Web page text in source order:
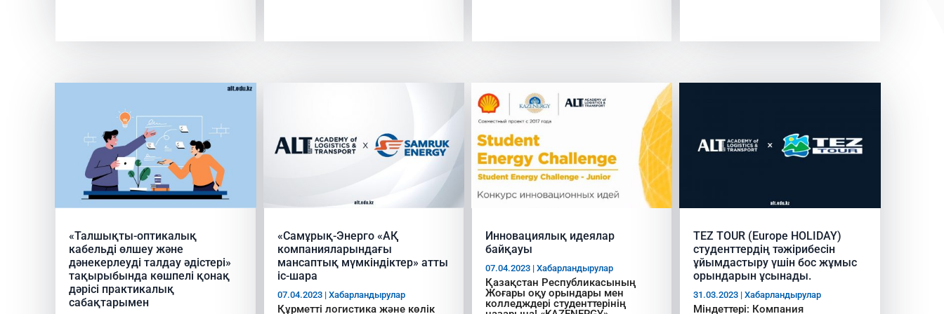
«Талшықты-оптикалық
кабельді өлшеу және
дәнекерлеуді талдау әдістері»
тақырыбында көшпелі қонақ
дәрісі практикалық
сабақтарымен
«Самұрық-Энерго «АҚ
компанияларындағы
мансаптық мүмкіндіктер» атты
іс-шара
07.04.2023| Хабарландырулар
Құрметті логистика және көлік
Инновациялық идеялар
байқауы
07.04.2023| Хабарландырулар
Қазақстан Республикасының
Жоғары оқу орындары мен
колледждері студенттерінің
TEZ TOUR (Europe HOLIDAY)
студенттердің тәжірибесін
ұйымдастыру үшін бос жұмыс
орындарын ұсынады.
31.03.2023 |Хабарландырулар
Міндеттері: Компания